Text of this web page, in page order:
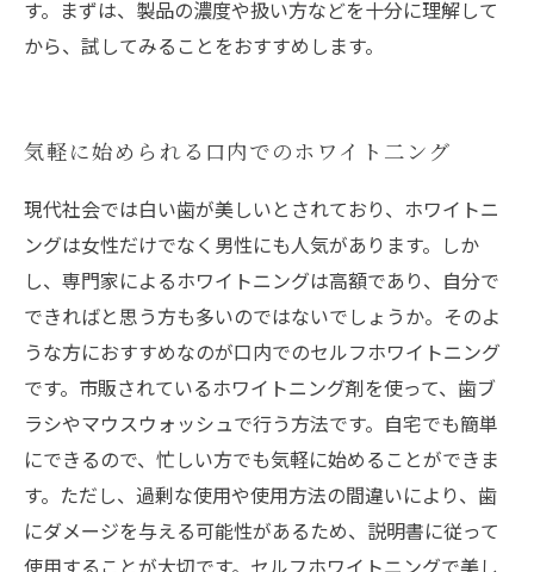
す。まずは、製品の濃度や扱い方などを十分に理解して
から、試してみることをおすすめします。
気軽に始められる口内でのホワイト二ング
現代社会では白い歯が美しいとされており、ホワイトニ
ングは女性だけでなく男性にも人気があります。しか
し、専門家によるホワイトニングは高額であり、自分で
できればと思う方も多いのではないでしょうか。そのよ
うな方におすすめなのが口内でのセルフホワイトニング
です。市販されているホワイトニング剤を使って、歯ブ
ラシやマウスウォッシュで行う方法です。自宅でも簡単
にできるので、忙しい方でも気軽に始めることができま
す。ただし、過剰な使用や使用方法の間違いにより、歯
にダメージを与える可能性があるため、説明書に従って
使用することが大切です。セルフホワイトニングで美し